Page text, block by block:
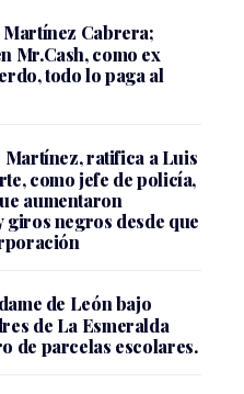
Cabrera;
Mr.Cash, como ex
todo lo paga al
Martínez, ratifica a Luis
como jefe de policía,
aumentaron
giros negros desde que
de León bajo
de La Esmeralda
de parcelas escolares.